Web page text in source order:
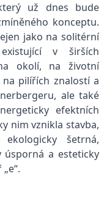
už dnes bude
konceptu.
jako na solitérní
v širších
okolí, na životní
pilířích znalostí a
ale také
efektních
nim vznikla stavba,
šetrná,
úsporná a esteticky